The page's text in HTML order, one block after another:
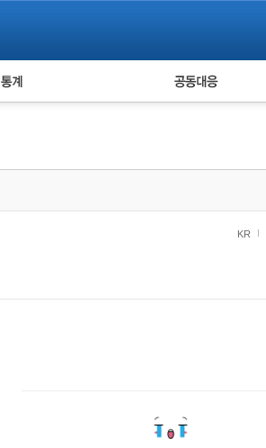
누적 피해사례 통계 피해자 공동대응
KR